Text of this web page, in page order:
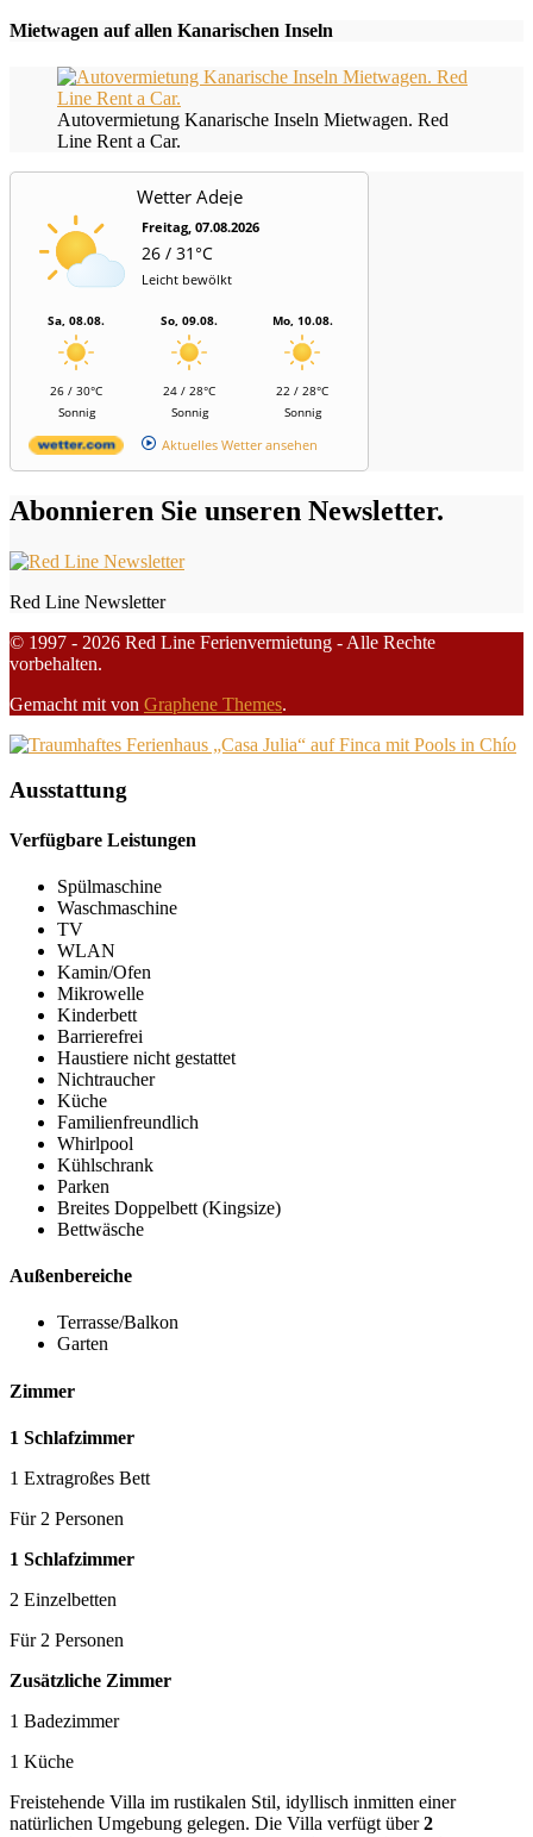
Mietwagen auf allen Kanarischen Inseln
Autovermietung Kanarische Inseln Mietwagen. Red
Line Rent a Car.
Wetter Adeje
Freitag, 07.08.2026
26 / 31°C
Leicht bewölkt
Sa, 08.08.
26 / 30°C
Sonnig
So, 09.08.
24 / 28°C
Sonnig
Mo, 10.08.
22 / 28°C
Sonnig
Aktuelles Wetter ansehen
Abonnieren Sie unseren Newsletter.
Red Line Newsletter
© 1997 - 2026 Red Line Ferienvermietung - Alle Rechte
vorbehalten.
Gemacht mit von Graphene Themes.
Ausstattung
Verfügbare Leistungen
Spülmaschine
Waschmaschine
TV
WLAN
Kamin/Ofen
Mikrowelle
Kinderbett
Barrierefrei
Haustiere nicht gestattet
Nichtraucher
Küche
Familienfreundlich
Whirlpool
Kühlschrank
Parken
Breites Doppelbett (Kingsize)
Bettwäsche
Außenbereiche
Terrasse/Balkon
Garten
Zimmer
1 Schlafzimmer
1 Extragroßes Bett
Für 2 Personen
1 Schlafzimmer
2 Einzelbetten
Für 2 Personen
Zusätzliche Zimmer
1 Badezimmer
1 Küche
Freistehende Villa im rustikalen Stil, idyllisch inmitten einer
natürlichen Umgebung gelegen. Die Villa verfügt über2